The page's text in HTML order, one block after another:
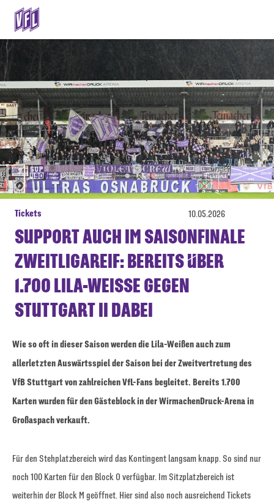
Tickets 10.05.2026
SUPPORT AUCH IM SAISONFINALE
ZWEITLIGAREIF: BEREITS ÜBER
1.700 LILA-WEISSE GEGEN S
TUTTGART II DABEI
Wie so oft in dieser Saison werden die Lila-Weißen auch zum
allerletzten Auswärtsspiel der Saison bei der Zweitvertretung des
VfB Stuttgart von zahlreichen VfL-Fans begleitet. Bereits 1.700
Karten wurden für den Gästeblock in der WirmachenDruck-Arena in
Großaspach verkauft.
Für den Stehplatzbereich wird das Kontingent langsam knapp. So sind nur
noch 100 Karten für den Block O verfügbar. Im Sitzplatzbereich ist
weiterhin der Block M geöffnet. Hier sind also noch ausreichend Tickets